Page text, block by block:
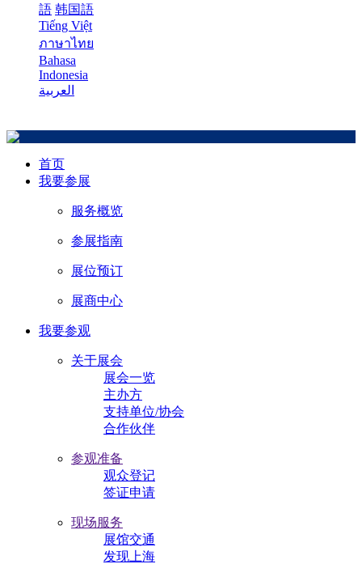
語 韩国語
Tiếng Việt
ภาษาไทย
Bahasa
Indonesia
العربية
首页
我要参展
服务概览
参展指南
展位预订
展商中心
我要参观
关于展会
展会一览
主办方
支持单位/协会
合作伙伴
参观准备
观众登记
签证申请
现场服务
展馆交通
发现上海